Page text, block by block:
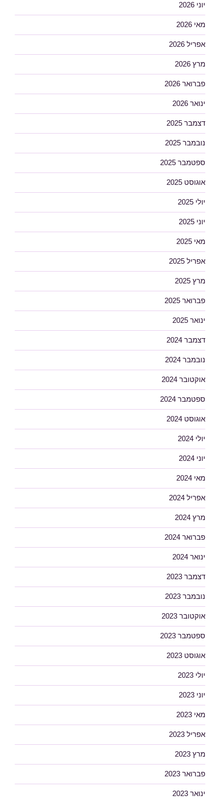
יוני 2026
מאי 2026
אפריל 2026
מרץ 2026
פברואר 2026
ינואר 2026
דצמבר 2025
נובמבר 2025
ספטמבר 2025
אוגוסט 2025
יולי 2025
יוני 2025
מאי 2025
אפריל 2025
מרץ 2025
פברואר 2025
ינואר 2025
דצמבר 2024
נובמבר 2024
אוקטובר 2024
ספטמבר 2024
אוגוסט 2024
יולי 2024
יוני 2024
מאי 2024
אפריל 2024
מרץ 2024
פברואר 2024
ינואר 2024
דצמבר 2023
נובמבר 2023
אוקטובר 2023
ספטמבר 2023
אוגוסט 2023
יולי 2023
יוני 2023
מאי 2023
אפריל 2023
מרץ 2023
פברואר 2023
ינואר 2023